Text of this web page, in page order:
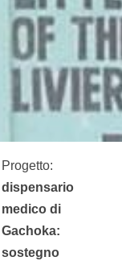
Progetto:
dispensario
medico di
Gachoka:
sostegno